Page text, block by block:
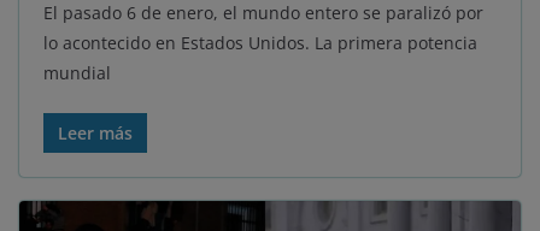
El pasado 6 de enero, el mundo entero se paralizó por
lo acontecido en Estados Unidos. La primera potencia
mundial
Leer más